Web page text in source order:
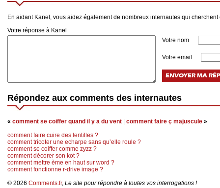
En aidant Kanel, vous aidez également de nombreux internautes qui cherchent
Votre réponse à Kanel
Votre nom
Votre email
Répondez aux comments des internautes
« comment se coiffer quand il y a du vent | comment faire ç majuscule »
comment faire cuire des lentilles ?
comment tricoter une echarpe sans qu’elle roule ?
comment se coiffer comme zyzz ?
comment décorer son kot ?
comment mettre ème en haut sur word ?
comment fonctionne r-drive image ?
© 2026 Comments.fr, Le site pour répondre à toutes vos interrogations !